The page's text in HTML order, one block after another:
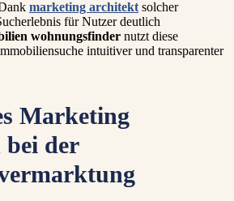
marketing architekt solcher
für Nutzer deutlich
wohnungsfinder nutzt diese
intuitiver und transparenter
Marketing
der